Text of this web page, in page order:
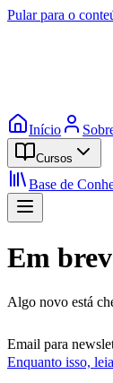
Pular para o
Início
Cursos
Base de
Em
Algo novo está
Email para
Enquanto isso,